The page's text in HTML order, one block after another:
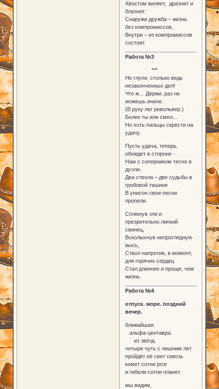
Хвостом виляет, дразнит и
блазнит:
Снаружи дружба – жизнь
без компромиссов,
Внутри – из компромиссов
состоит.
Работа №3
***
Не глупи, столько ведь
незаконченных дел!
Что ж… Держи, раз не
можешь иначе.
(В руку лег револьвер.)
Болен ты или смел...
Но хоть пальцы скрести на
удачу.
Пусть удача, теперь,
обождет в стороне -
Нам с соперником тесно в
дуэли.
Два ствола – две судьбы в
гробовой тишине
В унисон свои песни
пропели.
Сплюнув зло и
презрительно липкий
свинец,
Всколыхнув непроглядную
высь,
Ствол напротив, в момент,
для горячих сердец
Стал длиннее и проще, чем
жизнь.
Работа №4
отпуск. море. поздний
вечер.
ближайшая.
альфа-центавра.
из звёзд.
четыре чуть с лишним лет
пройдёт её свет сквозь
комет сотни розг
и гибели сотни планет.
мы видим,